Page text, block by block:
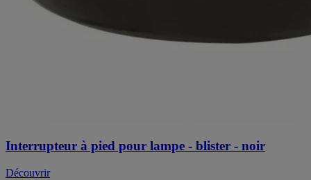
Interrupteur à pied pour lampe - blister - noir
Découvrir